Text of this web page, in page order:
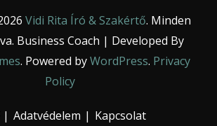
Vidi Rita Író & Szakértő. Minden
Business Coach | Developed By
. Powered byWordPress. Privacy
Policy
Adatvédelem Kapcsolat